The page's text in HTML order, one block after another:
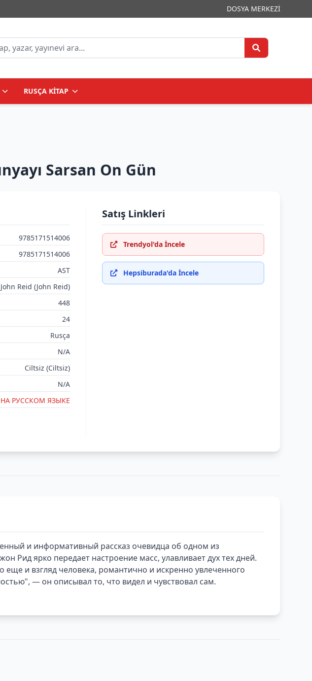
DOSYA MERKEZİ
RUSÇA KİTAP
Sarsan On Gün
9785171514006
9785171514006
AST
John Reid (John Reid)
448
24
Rusça
N/A
Ciltsiz (Ciltsiz)
N/A
РУССКОМ ЯЗЫКЕ
Satış Linkleri
Trendyol'da İncele
Hepsiburada'da İncele
и информативный рассказ очевидца об одном из
Рид ярко передает настроение масс, улавливает дух тех дней.
еще и взгляд человека, романтично и искренно увлеченного
— он описывал то, что видел и чувствовал сам.